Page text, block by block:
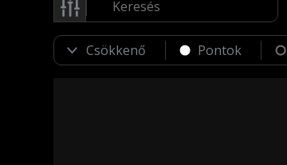
Pontok